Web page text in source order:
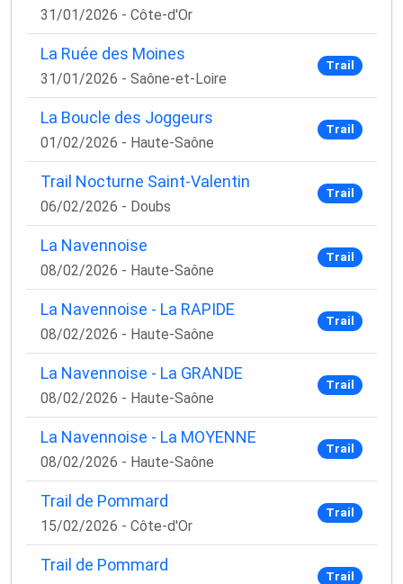
Aucun spam, vous pouvez vous désinscrire à tout
moment.
31/01/2026 - Côte-d'Or
La Ruée des Moines
31/01/2026 - Saône-et-Loire
Trail
La Boucle des Joggeurs
01/02/2026 - Haute-Saône
Trail
Trail Nocturne Saint-Valentin
06/02/2026 - Doubs
Trail
La Navennoise
08/02/2026 - Haute-Saône
Trail
La Navennoise - La RAPIDE
08/02/2026 - Haute-Saône
Trail
La Navennoise - La GRANDE
08/02/2026 - Haute-Saône
Trail
La Navennoise - La MOYENNE
08/02/2026 - Haute-Saône
Trail
Trail de Pommard
15/02/2026 - Côte-d'Or
Trail
Trail de Pommard
Trail